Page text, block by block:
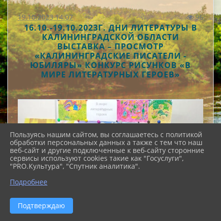
19.10.2023 14:07 96
16.10.-19.10.2023Г. ДНИ ЛИТЕРАТУРЫ В
КАЛИНИНГРАДСКОЙ ОБЛАСТИ
ВЫСТАВКА – ПРОСМОТР
«КАЛИНИНГРАДСКИЕ ПИСАТЕЛИ -
ЮБИЛЯРЫ» КОНКУРС РИСУНКОВ «В
МИРЕ ЛИТЕРАТУРНЫХ ГЕРОЕВ»
Пользуясь нашим сайтом, вы соглашаетесь с политикой
обработки персональных данных а также с тем что наш
веб-сайт и другие подключенные к веб-сайту сторонние
сервисы используют cookies такие как "Госуслуги",
"PRO.Культура", "Спутник аналитика".
Подробнее
Подтверждаю